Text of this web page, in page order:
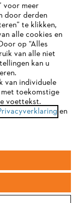
Sint-Amands,
Om
raden we aan dat
voor meer
door derden
te klikken,
alle cookies en
op “Alles
van alle niet
kan u
van individuele
toekomstige
voettekst.
en